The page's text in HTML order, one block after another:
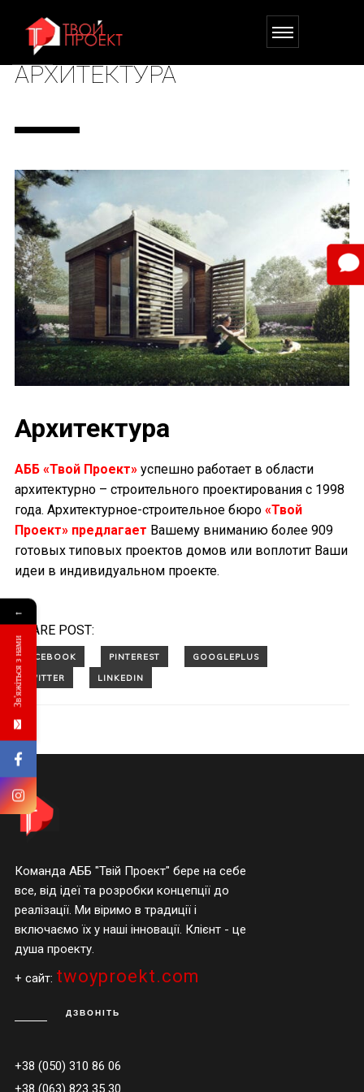
АРХИТЕКТУРА
Архитектура
АББ «Твой Проект»успешно работает в области
архитектурно – строительного проектирования с 1998
года. Архитектурное-строительное бюро «Твой
Проект» предлагает Вашему вниманию более 909
готовых типовых проектов домов или воплотит Ваши
идеи в индивидуальном проекте.
SHARE POST:
Команда АББ "Твій Проект" бере на себе
все, від ідеї та розробки концепції до
реалізації. Ми віримо в традиції і
включаємо їх у наші інновації. Клієнт - це
душа проекту.
+ сайт: twoyproekt.com
ДЗВОНІТЬ
+38 (050) 310 86 06
+38 (063) 823 35 30
←
Зв'яжіться з нами